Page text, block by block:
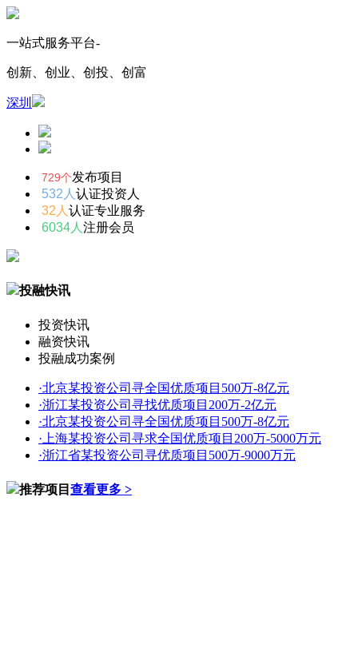
一站式服务平台-
创新、创业、创投、创富
深圳
729个发布项目
532人 认证投资人
32人 认证专业服务
6034人 注册会员
投融快讯
投资快讯
融资快讯
投融成功案例
·北京某投资公司寻全国优质项目500万-8亿元
·浙江某投资公司寻找优质项目200万-2亿元
·北京某投资公司寻全国优质项目500万-8亿元
· 上海某投资公司寻求全国优质项目200万-5000万元
·浙江省某投资公司寻优质项目500万-9000万元
推荐项目 查看更多 >